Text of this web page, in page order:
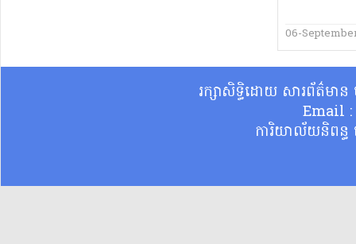
06-
រក្សាសិទ្ធិដោយ សារព័ត៌មា
Email
ការិយាល័យនិពន្ធ